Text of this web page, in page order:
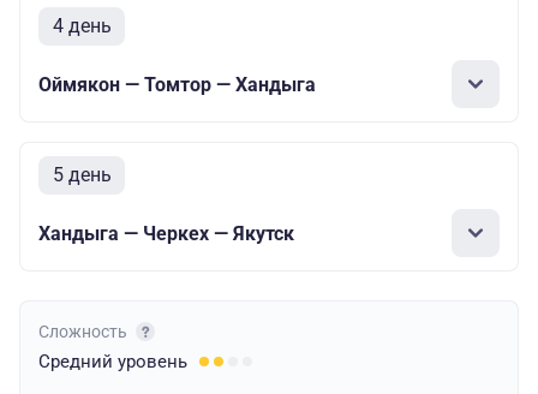
4 день
Оймякон — Томтор — Хандыга
5 день
Хандыга — Черкех — Якутск
Сложность
Средний уровень